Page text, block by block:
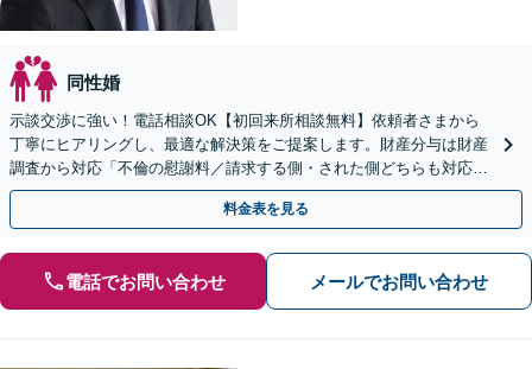
同性婚
示談交渉に強い！電話相談OK【初回来所相談無料】依頼者さまから
丁寧にヒアリングし、最適な解決策をご提案します。財産分与は財産
調査から対応「不倫の慰謝料／請求する側・された側どちらも対応
可」【休日・夜間相談可】【完全個室】【子連れ相談可】
料金表を見る
電話でお問い合わせ メールでお問い合わせ